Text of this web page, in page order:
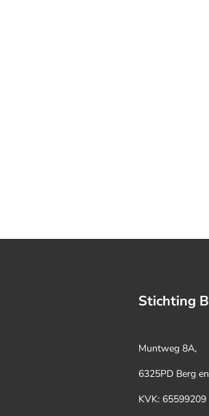
Stichting
Muntweg 8A,
6325PD Berg
KVK: 65599209